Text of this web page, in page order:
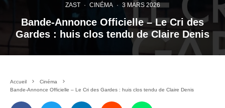
ZAST · CINÉMA · 3 MARS 2026
Bande-Annonce Officielle – Le Cri des
Gardes : huis clos tendu de Claire Denis
Accueil
Cinéma
Bande-Annonce Officielle – Le Cri des Gardes : huis clos tendu de Claire Denis